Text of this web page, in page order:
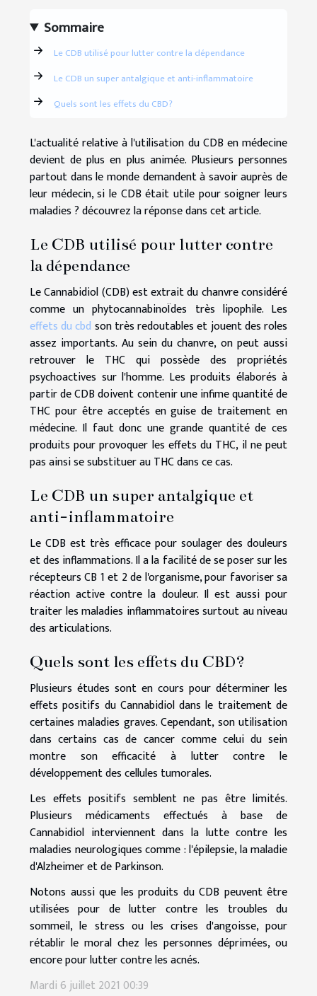
Sommaire
Le CDB utilisé pour lutter contre la dépendance
Le CDB un super antalgique et anti-inflammatoire
Quels sont les effets du CBD?
L'actualité relative à l'utilisation du CDB en médecine
devient de plus en plus animée. Plusieurs personnes
partout dans le monde demandent à savoir auprès de
leur médecin, si le CDB était utile pour soigner leurs
maladies ? découvrez la réponse dans cet article.
Le CDB utilisé pour lutter contre
la dépendance
Le Cannabidiol (CDB) est extrait du chanvre considéré
comme un phytocannabinoÏdes très lipophile. Les
effets du cbd son très redoutables et jouent des roles
assez importants. Au sein du chanvre, on peut aussi
retrouver le THC qui possède des propriétés
psychoactives sur l'homme. Les produits élaborés à
partir de CDB doivent contenir une infime quantité de
THC pour être acceptés en guise de traitement en
médecine. Il faut donc une grande quantité de ces
produits pour provoquer les effets du THC, il ne peut
pas ainsi se substituer au THC dans ce cas.
Le CDB un super antalgique et
anti-inflammatoire
Le CDB est très efficace pour soulager des douleurs
et des inflammations. Il a la facilité de se poser sur les
récepteurs CB 1 et 2 de l'organisme, pour favoriser sa
réaction active contre la douleur. Il est aussi pour
traiter les maladies inflammatoires surtout au niveau
des articulations.
Quels sont les effets du CBD?
Plusieurs études sont en cours pour déterminer les
effets positifs du Cannabidiol dans le traitement de
certaines maladies graves. Cependant, son utilisation
dans certains cas de cancer comme celui du sein
montre son efficacité à lutter contre le
développement des cellules tumorales.
Les effets positifs semblent ne pas être limités.
Plusieurs médicaments effectués à base de
Cannabidiol interviennent dans la lutte contre les
maladies neurologiques comme : l'épilepsie, la maladie
d'Alzheimer et de Parkinson.
Notons aussi que les produits du CDB peuvent être
utilisées pour de lutter contre les troubles du
sommeil, le stress ou les crises d'angoisse, pour
rétablir le moral chez les personnes déprimées, ou
encore pour lutter contre les acnés.
Mardi 6 juillet 2021 00:39